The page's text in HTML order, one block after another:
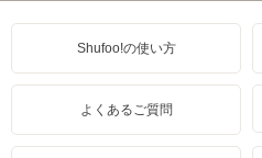
Shufoo!の使い方
よくあるご質問